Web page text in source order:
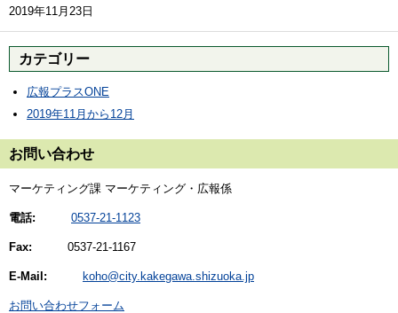
2019年11月23日
カテゴリー
広報プラスONE
2019年11月から12月
お問い合わせ
マーケティング課 マーケティング・広報係
電話: 0537-21-1123
Fax: 0537-21-1167
E-Mail: koho@city.kakegawa.shizuoka.jp
お問い合わせフォーム